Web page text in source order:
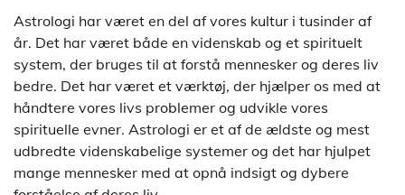
Astrologi har været en del af vores kultur i tusinder af
år. Det har været både en videnskab og et spirituelt
system, der bruges til at forstå mennesker og deres liv
bedre. Det har været et værktøj, der hjælper os med at
håndtere vores livs problemer og udvikle vores
spirituelle evner. Astrologi er et af de ældste og mest
udbredte videnskabelige systemer og det har hjulpet
mange mennesker med at opnå indsigt og dybere